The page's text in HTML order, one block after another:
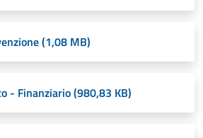
(1,08 MB)
- Finanziario (980,83 KB)